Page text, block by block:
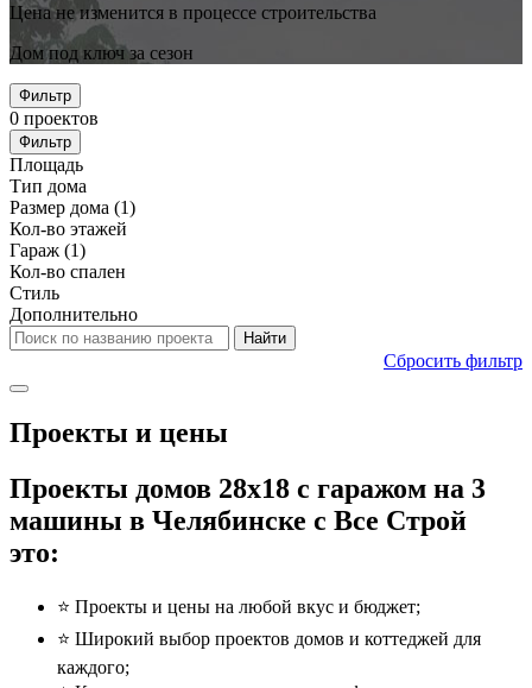
Цена не изменится в процессе строительства
Дом под ключ за сезон
Фильтр
0 проектов
Фильтр
Площадь
Тип дома
Размер дома (1)
Кол-во этажей
Гараж (1)
Кол-во спален
Стиль
Дополнительно
Сбросить фильтр
Проекты и цены
Проекты домов 28x18 с гаражом на 3
машины в Челябинске с Все Строй
это:
⭐️ Проекты и цены на любой вкус и бюджет;
⭐️ Широкий выбор проектов домов и коттеджей для
каждого;